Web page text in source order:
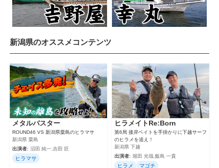
新潟県のオススメコンテンツ
メタルバスター
ROUND46 VS 新潟県粟島のヒラマサ
新潟県 粟島
出演者: 沼田 純一,吉田 匠
ヒラマサ
ヒラメイトRe:Born
第6局 接岸ベイトを手掛かりに下越サーフ
のヒラメを追え！
新潟県 下越
出演者: 堀田 光哉,飯島 一貴
ヒラメ マゴチ